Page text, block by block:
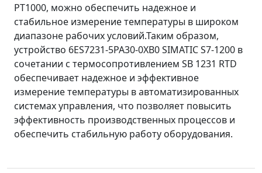
PT1000, можно обеспечить надежное и
стабильное измерение температуры в широком
диапазоне рабочих условий.Таким образом,
устройство 6ES7231-5PA30-0XB0 SIMATIC S7-1200 в
сочетании с термосопротивлением SB 1231 RTD
обеспечивает надежное и эффективное
измерение температуры в автоматизированных
системах управления, что позволяет повысить
эффективность производственных процессов и
обеспечить стабильную работу оборудования.